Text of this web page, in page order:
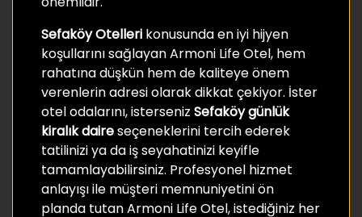
Sefaköy Otelleri konusunda en iyi hijyen
koşullarını sağlayan Armoni Life Otel, hem
rahatına düşkün hem de kaliteye önem
verenlerin adresi olarak dikkat çekiyor. İster
otel odalarını, isterseniz Sefaköy günlük
kiralık daireseçeneklerini tercih ederek
tatilinizi ya da iş seyahatinizi keyifle
tamamlayabilirsiniz. Profesyonel hizmet
anlayışı ile müşteri memnuniyetini ön
planda tutan Armoni Life Otel, istediğiniz her